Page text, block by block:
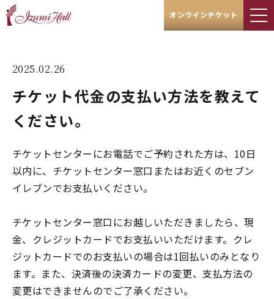
オンラインチケット
2025.02.26
チケット代金の支払い方法を教えて
ください。
チケットセンターにお電話でご予約された方は、10日
以内に、チケットセンター窓口またはお近くのセブン
イレブンでお支払いください。
チケットセンター窓口にお越しいただきましたら、現
金、クレジットカードでお支払いいただけます。クレ
ジットカードでのお支払いの場合は1回払いのみとなり
ます。また、決済後の決済カードの変更、支払方法の
変更はできませんのでご了承ください。